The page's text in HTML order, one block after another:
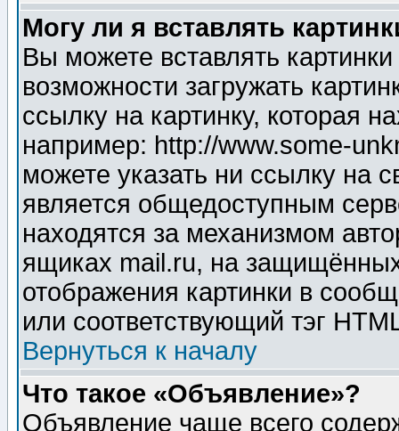
Могу ли я вставлять
Вы можете вставлять
возможности загружать
ссылку на картинку, которая
например: http://www.some-
можете указать ни ссылку на
является общедоступным
находятся за механизмом
ящиках mail.ru, на
отображения картинки в
или соответствующий тэг
Вернуться к началу
Что такое «Объявление»?
Объявление чаще всего